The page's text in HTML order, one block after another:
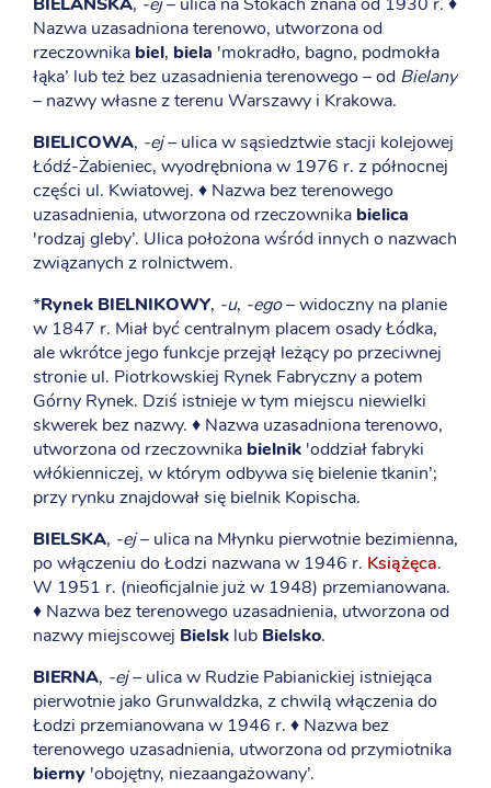
Nazwa uzasadniona terenowo, utworzona od
rzeczownika biel, biela 'mokradło, bagno, podmokła
łąka’ lub też bez uzasadnienia terenowego – od Bielany
– nazwy własne z terenu Warszawy i Krakowa.
BIELICOWA, -ej– ulica w sąsiedztwie stacji kolejowej
Łódź-Żabieniec, wyodrębniona w 1976 r. z północnej
części ul. Kwiatowej. ♦ Nazwa bez terenowego
uzasadnienia, utworzona od rzeczownika bielica
'rodzaj gleby’. Ulica położona wśród innych o nazwach
związanych z rolnictwem.
*Rynek BIELNIKOWY, -u, -ego– widoczny na planie
w 1847 r. Miał być centralnym placem osady Łódka,
ale wkrótce jego funkcje przejął leżący po przeciwnej
stronie ul. Piotrkowskiej Rynek Fabryczny a potem
Górny Rynek. Dziś istnieje w tym miejscu niewielki
skwerek bez nazwy. ♦ Nazwa uzasadniona terenowo,
utworzona od rzeczownika bielnik 'oddział fabryki
włókienniczej, w którym odbywa się bielenie tkanin’;
przy rynku znajdował się bielnik Kopischa.
BIELSKA, -ej– ulica na Młynku pierwotnie bezimienna,
po włączeniu do Łodzi nazwana w 1946 r. Książęca.
W 1951 r. (nieoficjalnie już w 1948) przemianowana.
♦ Nazwa bez terenowego uzasadnienia, utworzona od
nazwy miejscowej Bielsk lub Bielsko.
BIERNA, -ej– ulica w Rudzie Pabianickiej istniejąca
pierwotnie jako Grunwaldzka, z chwilą włączenia do
Łodzi przemianowana w 1946 r. ♦ Nazwa bez
terenowego uzasadnienia, utworzona od przymiotnika
bierny 'obojętny, niezaangażowany’.